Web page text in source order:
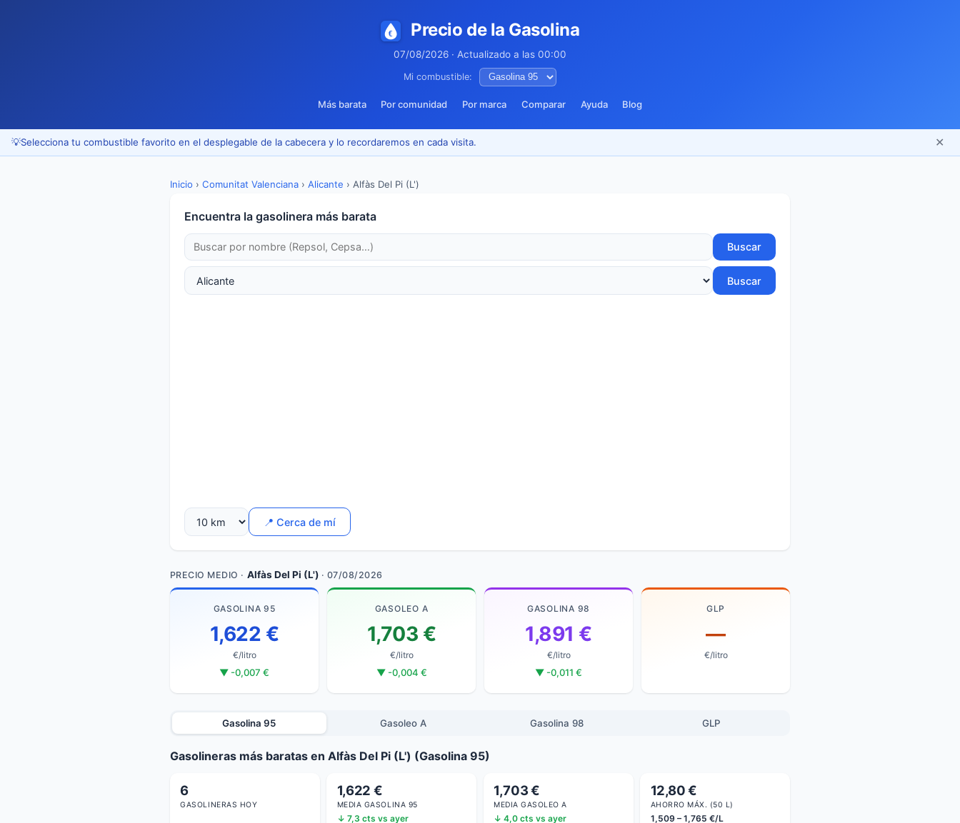
Precio de la Gasolina
07/08/2026 · Actualizado a las 00:00
Mi combustible:
Más barata Por comunidad Por marca Comparar Ayuda Blog
💡Selecciona tu combustible favorito en el desplegable de la cabecera y lo recordaremos en cada visita. ✕
Inicio › Comunitat Valenciana › Alicante › Alfàs Del Pi (L')
Encuentra la gasolinera más barata
Buscar
Buscar
📍 Cerca de mí
PRECIO MEDIO · Alfàs Del Pi (L') · 07/08/2026
GASOLINA 95
1,622 €
€/litro
▼ -0,007 €
GASOLEO A
1,703 €
€/litro
▼ -0,004 €
GASOLINA 98
1,891 €
€/litro
▼ -0,011 €
GLP
—
€/litro
Gasolina 95 Gasoleo A Gasolina 98 GLP
Gasolineras más baratas en Alfàs Del Pi (L') (Gasolina 95)
6
GASOLINERAS HOY
1,622 €
MEDIA GASOLINA 95
↓ 7,3 cts vs ayer
1,703 €
MEDIA GASOLEO A
↓ 4,0 cts vs ayer
12,80 €
AHORRO MÁX. (50 L)
1,509 – 1,765 €/L